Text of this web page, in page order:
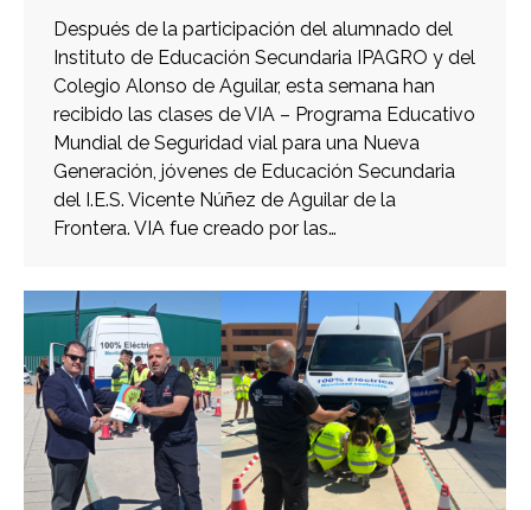
Después de la participación del alumnado del
Instituto de Educación Secundaria IPAGRO y del
Colegio Alonso de Aguilar, esta semana han
recibido las clases de VIA – Programa Educativo
Mundial de Seguridad vial para una Nueva
Generación, jóvenes de Educación Secundaria
del I.E.S. Vicente Núñez de Aguilar de la
Frontera. VIA fue creado por las…